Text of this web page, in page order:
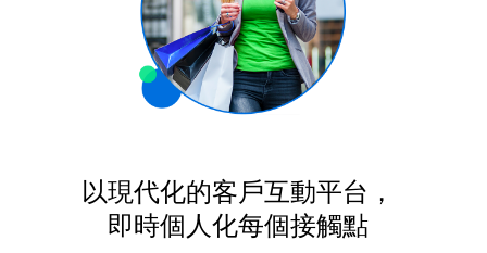
以現代化的客戶互動平台，
即時個人化每個接觸點